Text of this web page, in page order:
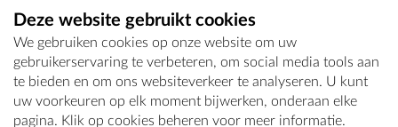
T - 09 373 75 96
E -erfgoedcel@comeet.be
Deze website gebruikt cookies
We gebruiken cookies op onze website om uw
gebruikerservaring te verbeteren, om social media tools aan
te bieden en om ons websiteverkeer te analyseren. U kunt
uw voorkeuren op elk moment bijwerken, onderaan elke
pagina. Klik op cookies beheren voor meer informatie.